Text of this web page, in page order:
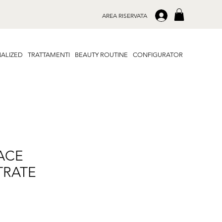
AREA RISERVATA .
TRATTAMENTI BEAUTY ROUTINE CONFIGURATOR